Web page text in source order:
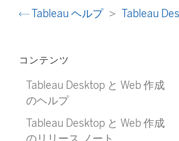
Tableau ヘルプ Tableau
コンテンツ
Tableau Desktop と Web 作成
のヘルプ
Tableau Desktop と Web 作成
のリリース ノート